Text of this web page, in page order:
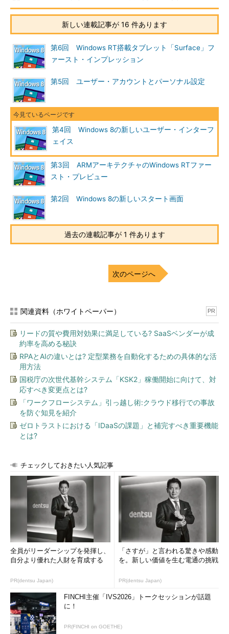
新しい連載記事が 16 件あります
第6回 Windows RT搭載タブレット「Surface」フ
ァースト・インプレッション
第5回 ユーザー・アカウントとパーソナル設定
第4回 Windows 8の新しいユーザー・インターフ
ェイス
第3回 ARMアーキテクチャのWindows RTファー
スト・プレビュー
第2回 Windows 8の新しいスタート画面
過去の連載記事が 1 件あります
次のページへ
関連資料（ホワイトペーパー） PR
リードの質や費用対効果に満足している? SaaSベンダーが成
約率を高める秘訣
RPAとAIの違いとは? 定型業務を自動化するための具体的な活
用方法
国税庁の次世代基幹システム「KSK2」稼働開始に向けて、対
応すべき変更点とは?
「ワークフローシステム」引っ越し術:クラウド移行での事故
を防ぐ知見を紹介
ゼロトラストにおける「IDaaSの課題」と補完すべき重要機能
とは?
チェックしておきたい人気記事
全員がリーダーシップを発揮し、
自分より優れた人財を育成する
PR(dentsu Japan)
「さすが」と言われる驚きや感動
を。新しい価値を生む電通の挑戦
PR(dentsu Japan)
FINCHI主催「IVS2026」トークセッションが話題
に！
PR(FINCHI on GOETHE)